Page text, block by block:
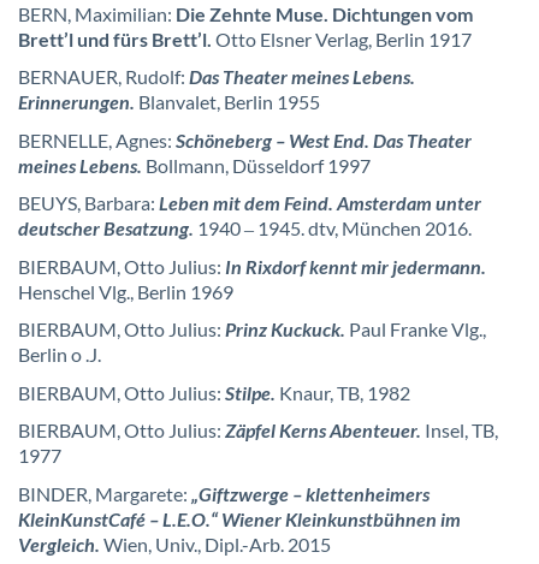
BERN, Maximilian: Die Zehnte Muse. Dichtungen vom
Brett’l und fürs Brett’l. Otto Elsner Verlag, Berlin 1917
BERNAUER, Rudolf: Das Theater meines Lebens.
Erinnerungen. Blanvalet, Berlin 1955
BERNELLE, Agnes: Schöneberg – West End. Das Theater
meines Lebens. Bollmann, Düsseldorf 1997
BEUYS, Barbara: Leben mit dem Feind. Amsterdam unter
deutscher Besatzung. 1940– 1945. dtv, München 2016.
BIERBAUM, Otto Julius: In Rixdorf kennt mir jedermann.
Henschel Vlg., Berlin 1969
BIERBAUM, Otto Julius: Prinz Kuckuck. Paul Franke Vlg.,
Berlin o .J.
BIERBAUM, Otto Julius: Stilpe. Knaur, TB, 1982
BIERBAUM, Otto Julius: Zäpfel Kerns Abenteuer. Insel, TB,
1977
BINDER, Margarete: „Giftzwerge – klettenheimers
KleinKunstCafé – L.E.O.“ Wiener Kleinkunstbühnen im
Vergleich. Wien, Univ., Dipl.-Arb. 2015